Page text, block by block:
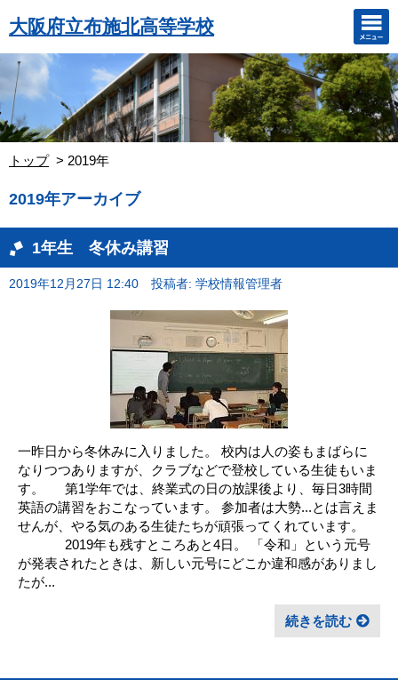
大阪府立布施北高等学校
トップ 2019年
2019年アーカイブ
1年生 冬休み講習
2019年12月27日 12:40 投稿者: 学校情報管理者
一昨日から冬休みに入りました。 校内は人の姿もまばらに
なりつつありますが、クラブなどで登校している生徒もいま
す。 第1学年では、終業式の日の放課後より、毎日3時間
英語の講習をおこなっています。 参加者は大勢...とは言えま
せんが、やる気のある生徒たちが頑張ってくれています。
2019年も残すところあと4日。 「令和」という元号
が発表されたときは、新しい元号にどこか違和感がありまし
たが...
続きを読む